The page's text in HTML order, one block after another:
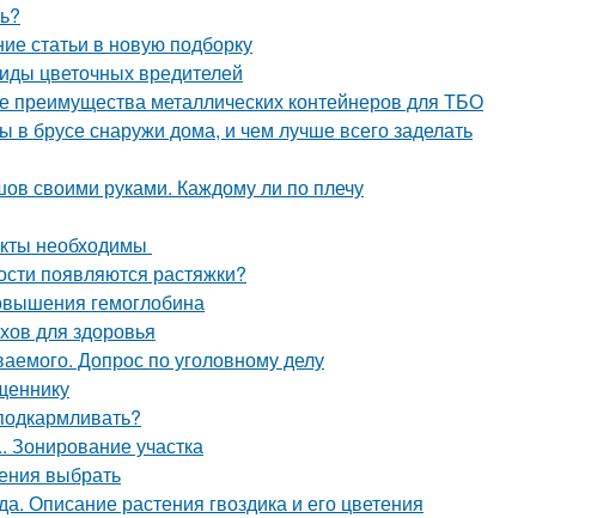
статьи в новую подборку
цветочных вредителей
металлических контейнеров для ТБО
брусе снаружи дома, и чем лучше всего заделать
своими руками. Каждому ли по плечу
необходимы
появляются растяжки?
гемоглобина
для здоровья
Допрос по уголовному делу
Зонирование участка
выбрать
Описание растения гвоздика и его цветения